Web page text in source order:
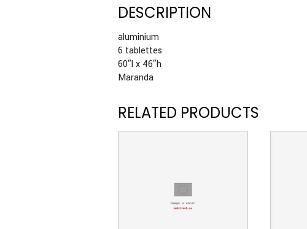
DESCRIPTION
aluminium
6 tablettes
60″l x 46″h
Maranda
RELATED PRODUCTS